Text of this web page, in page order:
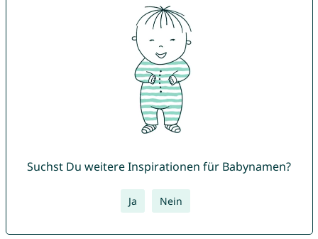
Suchst Du weitere Inspirationen für Babynamen?
Ja Nein